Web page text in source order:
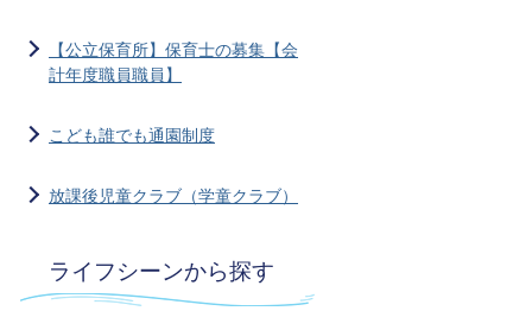
【公立保育所】保育士の募集【会
計年度職員職員】
こども誰でも通園制度
放課後児童クラブ（学童クラブ）
ライフシーンから探す